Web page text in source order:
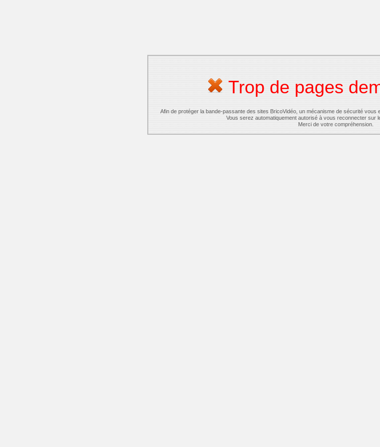
Trop de pages
Afin de protéger la bande-passante des sites BricoVidéo, un mécanisme de sécurité
Vous serez automatiquement autorisé à vous reconnecter sur
Merci de votre compréhension.